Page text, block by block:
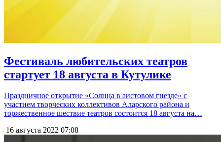
Фестиваль любительских театров
стартует 18 августа в Кутулике
Праздничное открытие «Солнца в аистовом гнезде» с
участием творческих коллективов Аларского района и
торжественное шествие театров состоится 18 августа на…
16 августа 2022 07:08